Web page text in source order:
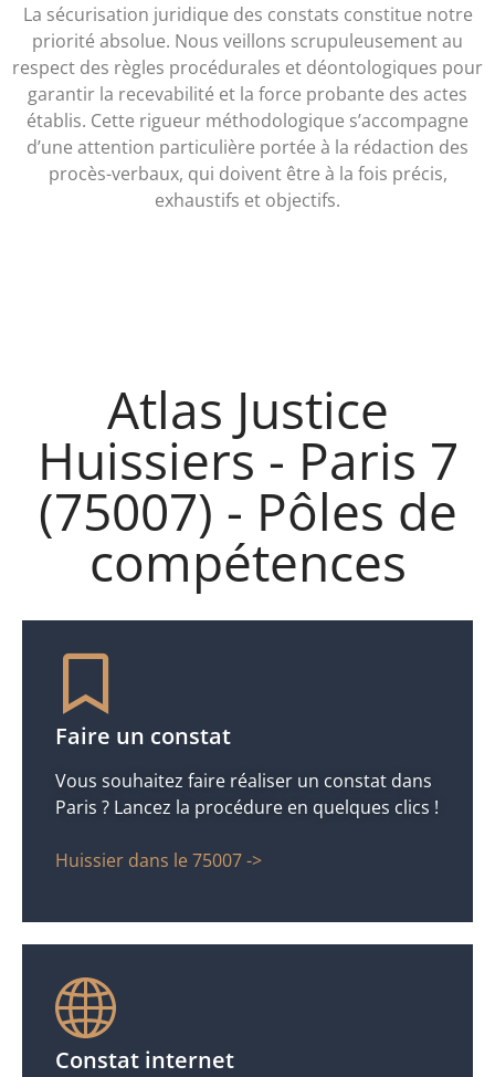
La sécurisation juridique des constats constitue notre
priorité absolue. Nous veillons scrupuleusement au
respect des règles procédurales et déontologiques pour
garantir la recevabilité et la force probante des actes
établis. Cette rigueur méthodologique s’accompagne
d’une attention particulière portée à la rédaction des
procès-verbaux, qui doivent être à la fois précis,
exhaustifs et objectifs.
Atlas Justice
Huissiers - Paris 7
(75007) - Pôles de
compétences
Faire un constat
Vous souhaitez faire réaliser un constat dans
Paris ? Lancez la procédure en quelques clics !
Huissier dans le 75007 ->
Constat internet